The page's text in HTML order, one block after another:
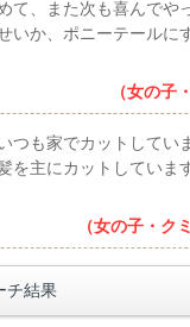
て、また次も喜んでや
いか、ポニーテールに
（女の子
つも家でカットしてい
を主にカットしていま
（女の子・ク
チ結果